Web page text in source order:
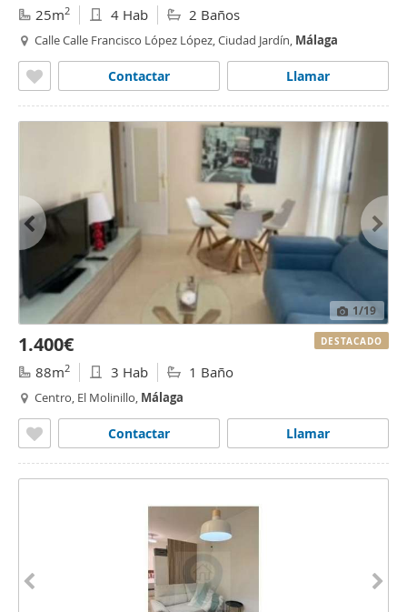
25m2 4 Hab 2 Baños
Calle Calle Francisco López López, Ciudad Jardín, Málaga
Llamar
Contactar
1/19
1.400€
88m2 3 Hab 1 Baño
Centro, El Molinillo, Málaga
Llamar
Contactar
DESTACADO